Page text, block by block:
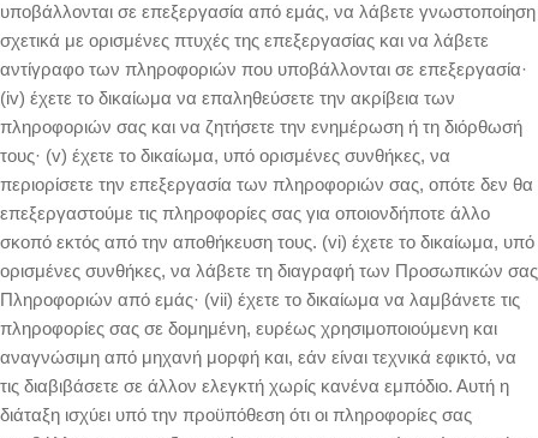
υποβάλλονται σε επεξεργασία από εμάς, να λάβετε γνωστοποίηση
σχετικά με ορισμένες πτυχές της επεξεργασίας και να λάβετε
αντίγραφο των πληροφοριών που υποβάλλονται σε επεξεργασία·
(iv) έχετε το δικαίωμα να επαληθεύσετε την ακρίβεια των
πληροφοριών σας και να ζητήσετε την ενημέρωση ή τη διόρθωσή
τους· (v) έχετε το δικαίωμα, υπό ορισμένες συνθήκες, να
περιορίσετε την επεξεργασία των πληροφοριών σας, οπότε δεν θα
επεξεργαστούμε τις πληροφορίες σας για οποιονδήποτε άλλο
σκοπό εκτός από την αποθήκευση τους. (vi) έχετε το δικαίωμα, υπό
ορισμένες συνθήκες, να λάβετε τη διαγραφή των Προσωπικών σας
Πληροφοριών από εμάς· (vii) έχετε το δικαίωμα να λαμβάνετε τις
πληροφορίες σας σε δομημένη, ευρέως χρησιμοποιούμενη και
αναγνώσιμη από μηχανή μορφή και, εάν είναι τεχνικά εφικτό, να
τις διαβιβάσετε σε άλλον ελεγκτή χωρίς κανένα εμπόδιο. Αυτή η
διάταξη ισχύει υπό την προϋπόθεση ότι οι πληροφορίες σας